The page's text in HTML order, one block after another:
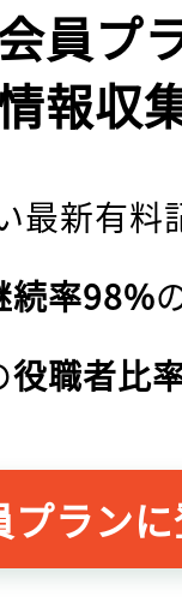
員プ
報収
最新有料
続率98%
役職者比
プラン